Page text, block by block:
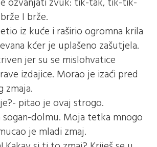
I brže.
iz kuće i raširio ogromna krila
kćer je uplašeno zašutjela.
jer su se mislohvatice
izdajice. Morao je izaći pred
zmaja.
pitao je ovaj strogo.
sogan-dolmu. Moja tetka mnogo
je mladi zmaj.